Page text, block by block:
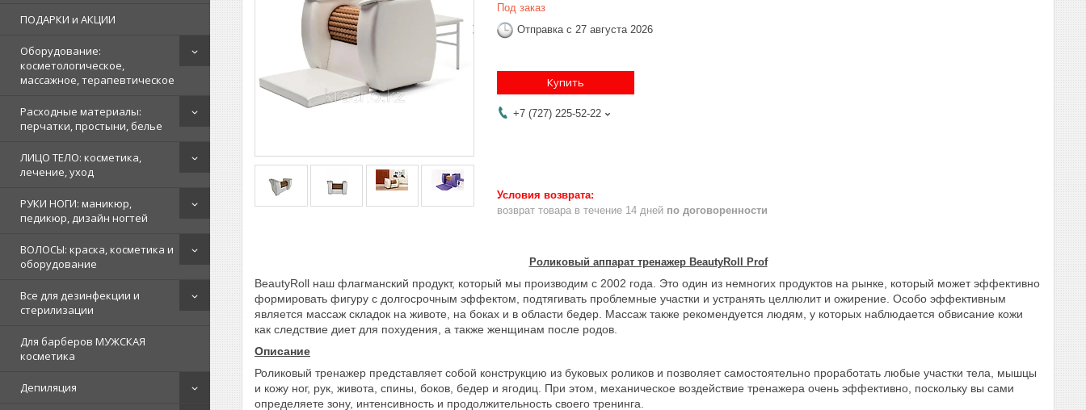
ПОДАРКИ и АКЦИИ
Оборудование:
косметологическое,
массажное, терапевтическое
Расходные материалы:
перчатки, простыни, белье
ЛИЦО ТЕЛО: косметика,
лечение, уход
РУКИ НОГИ: маникюр,
педикюр, дизайн ногтей
ВОЛОСЫ: краска, косметика и
оборудование
Все для дезинфекции и
стерилизации
Для барберов МУЖСКАЯ
косметика
Депиляция
Под заказ
Отправка с 27 августа 2026
Купить
+7 (727) 225-52-22
возврат товара в течение 14 дней по договоренности
Роликовый аппарат тренажер BeautyRoll Prof
BeautyRoll наш флагманский продукт, который мы производим с 2002 года. Это один из немногих продуктов на рынке, который может эффективно
формировать фигуру с долгосрочным эффектом, подтягивать проблемные участки и устранять целлюлит и ожирение. Особо эффективным
является массаж складок на животе, на боках и в области бедер. Массаж также рекомендуется людям, у которых наблюдается обвисание кожи
как следствие диет для похудения, а также женщинам после родов.
Описание
Роликовый тренажер представляет собой конструкцию из буковых роликов и позволяет самостоятельно проработать любые участки тела, мышцы
и кожу ног, рук, живота, спины, боков, бедер и ягодиц. При этом, механическое воздействие тренажера очень эффективно, поскольку вы сами
определяете зону, интенсивность и продолжительность своего тренинга.